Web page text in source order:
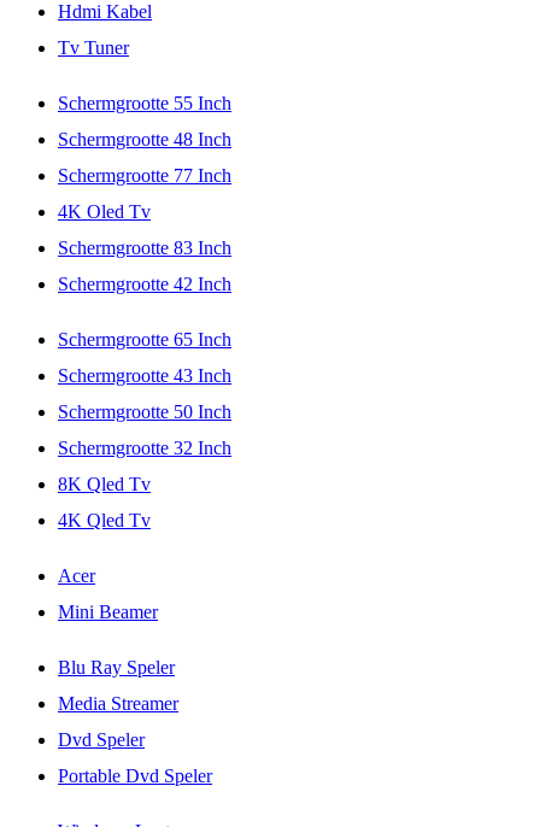
Hdmi Kabel
Tv Tuner
Schermgrootte 55 Inch
Schermgrootte 48 Inch
Schermgrootte 77 Inch
4K Oled Tv
Schermgrootte 83 Inch
Schermgrootte 42 Inch
Schermgrootte 65 Inch
Schermgrootte 43 Inch
Schermgrootte 50 Inch
Schermgrootte 32 Inch
8K Qled Tv
4K Qled Tv
Acer
Mini Beamer
Blu Ray Speler
Media Streamer
Dvd Speler
Portable Dvd Speler